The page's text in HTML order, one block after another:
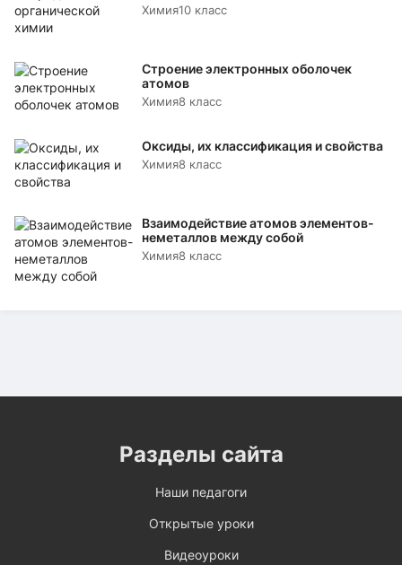
Химия10 класс
Строение электронных оболочек
атомов
Химия8 класс
Оксиды, их классификация и свойства
Химия8 класс
Взаимодействие атомов элементов-
неметаллов между собой
Химия8 класс
Разделы сайта
Наши педагоги
Открытые уроки
Видеоуроки